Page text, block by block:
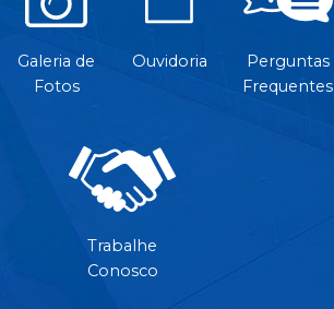
Galeria de
Fotos
Ouvidoria
Perguntas
Frequentes
Trabalhe
Conosco